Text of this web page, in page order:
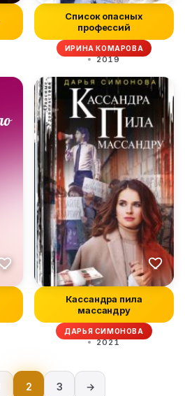
Список опасных
профессий
ИРИНА КОМАРОВА
2019
Кассандра пила
массандру
ДАРЬЯ СИМОНОВА
2021
2 3 →